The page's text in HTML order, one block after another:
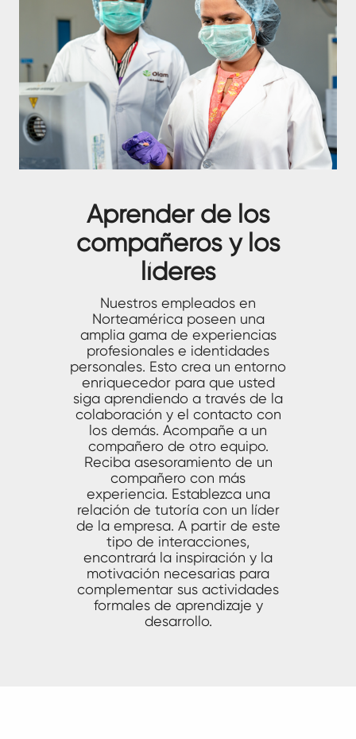
Aprender de los
compañeros y los
líderes
Nuestros empleados en
Norteamérica poseen una
amplia gama de experiencias
profesionales e identidades
personales. Esto crea un entorno
enriquecedor para que usted
siga aprendiendo a través de la
colaboración y el contacto con
los demás. Acompañe a un
compañero de otro equipo.
Reciba asesoramiento de un
compañero con más
experiencia. Establezca una
relación de tutoría con un líder
de la empresa. A partir de este
tipo de interacciones,
encontrará la inspiración y la
motivación necesarias para
complementar sus actividades
formales de aprendizaje y
desarrollo.